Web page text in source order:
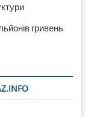
гривень